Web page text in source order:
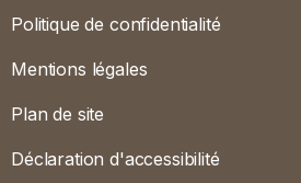
Politique de confidentialité
Mentions légales
Plan de site
Déclaration d'accessibilité